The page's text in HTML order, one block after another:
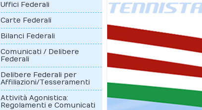
Uffici Federali
Carte Federali
Bilanci Federali
Comunicati / Delibere
Federali
Delibere Federali per
Affiliazioni/Tesseramenti
Attività Agonistica:
Regolamenti e Comunicati